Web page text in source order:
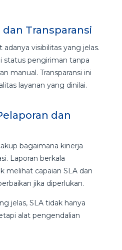
Transparansi
visibilitas yang jelas.
status pengiriman tanpa
manual. Transparansi ini
layanan yang dinilai.
dan
bagaimana kinerja
Laporan berkala
melihat capaian SLA dan
jika diperlukan.
jelas, SLA tidak hanya
alat pengendalian